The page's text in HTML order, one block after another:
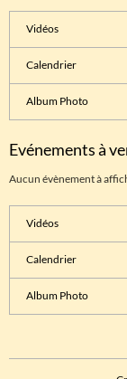
Vidéos
Calendrier
Album Photo
Evénements à
Aucun évènement à
Vidéos
Calendrier
Album Photo